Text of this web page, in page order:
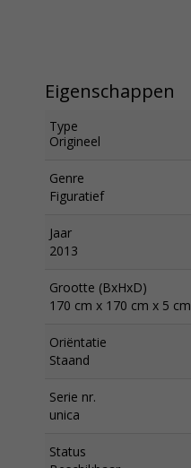
Eigenschappen
Type
Origineel
Genre
Figuratief
Jaar
2013
Grootte (BxHxD)
170 cm x 170 cm x 5 cm
Oriëntatie
Staand
Serie nr.
unica
Status